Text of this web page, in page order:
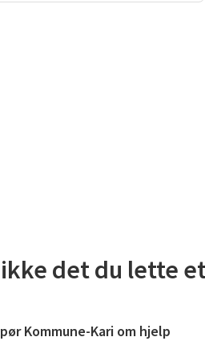
det du lette
Kommune-Kari om hjelp